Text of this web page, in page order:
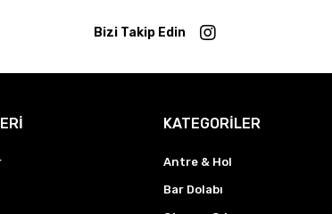
Bizi Takip Edin
KATEGORİLER
Antre & Hol
Bar Dolabı